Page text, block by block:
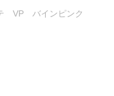
テ VP バインピンク